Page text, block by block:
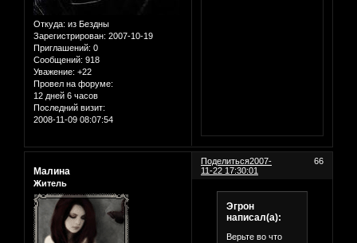
Откуда: из Бездны
Зарегистрирован: 2007-10-19
Приглашений: 0
Сообщений: 918
Уважение: +22
Провел на форуме:
12 дней 6 часов
Последний визит:
2008-11-09 08:07:54
Поделиться 66
2007-
11-22 17:30:01
Малина
Житель
Эгрон
написал(а):
Верьте во что